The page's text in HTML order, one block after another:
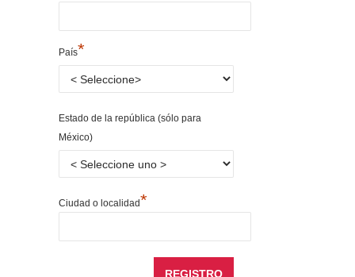
País*
Estado de la república (sólo para
México)
Ciudad o localidad*